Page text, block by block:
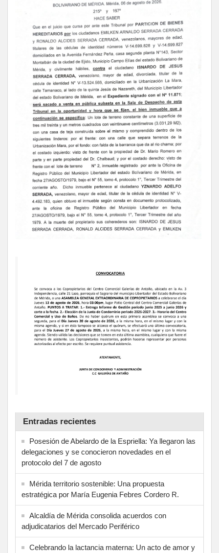
Entradas recientes
Posesión de Abelardo de la Espriella: Ya llegaron las
delegaciones y se conocieron novedades en el
protocolo del 7 de agosto
Mérida territorio sostenible: Una propuesta
estratégica por María Eugenia Febres Cordero R.
Alcaldía de Mérida consolida acuerdos con
adjudicatarios del Mercado Periférico
Celebrando la lactancia materna: Un acto de amor y